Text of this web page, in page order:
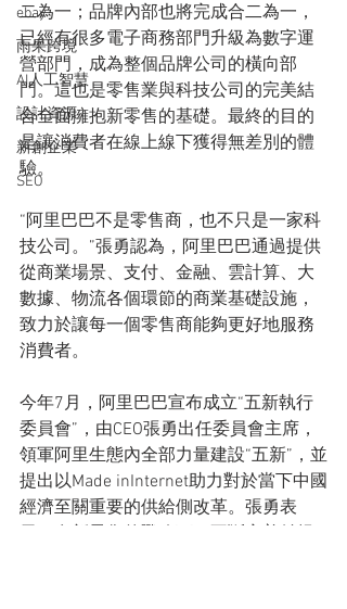
ebay
雨果跨境
AI人工智慧
設計資源
新創企業
SEO
二為一；品牌內部也將完成合二為一，
已經有很多電子商務部門升級為數字運
營部門，成為整個品牌公司的橫向部
門。這也是零售業與科技公司的完美結
合全面擁抱新零售的基礎。最終的目的
是讓消費者在線上線下獲得無差別的體
驗。
“阿里巴巴不是零售商，也不只是一家科
技公司。”張勇認為，阿里巴巴通過提供
從商業場景、支付、金融、雲計算、大
數據、物流各個環節的商業基礎設施，
致力於讓每一個零售商能夠更好地服務
消費者。
今年7月，阿里巴巴宣布成立“五新執行
委員會”，由CEO張勇出任委員會主席，
領軍阿里生態內全部力量建設“五新”，並
提出以Made inInternet助力對於當下中國
經濟至關重要的供給側改革。張勇表